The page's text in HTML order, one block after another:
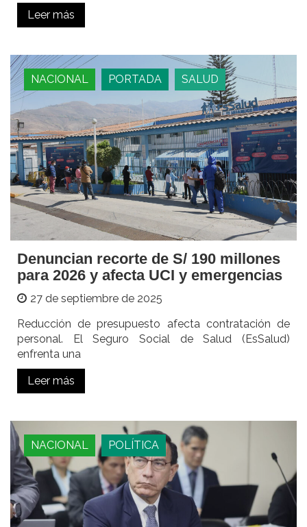
Leer más
NACIONAL PORTADA SALUD
Denuncian recorte de S/ 190 millones
para 2026 y afecta UCI y emergencias
27 de septiembre de 2025
Reducción de presupuesto afecta contratación de
personal. El Seguro Social de Salud (EsSalud)
enfrenta una
Leer más
NACIONAL POLÍTICA